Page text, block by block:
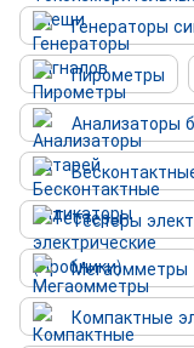
Генераторы
Пирометры
Анализаторы
Тестеры
Мегаомметры
Компактные